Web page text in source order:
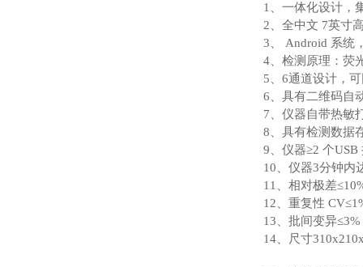
1、一体化设计，
2、全中文 7英寸
3、 Android 系统
4、检测原理：荧
5、6通道设计，
6、具有二维码自
7、仪器自带热敏
8、具有检测数据
9、仪器≥2 个
10、仪器3分钟内
11、相对极差
12、重复性
13、批间变异≤3%
14、尺寸